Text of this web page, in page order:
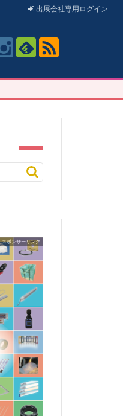
出展会社専用 ログイン